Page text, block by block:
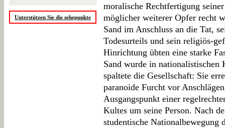
Unterstützen Sie die sehepunkte
moralische Rechtfertigung
möglicher weiterer Opfer recht
Sand im Anschluss an die Tat,
Todesurteils und sein religiös-
Hinrichtung übten eine starke
Sand wurde in nationalistischen
spaltete die Gesellschaft: Sie
paranoide Furcht vor
Ausgangspunkt einer
Kultes um seine Person. Nach
studentische Nationalbewegung